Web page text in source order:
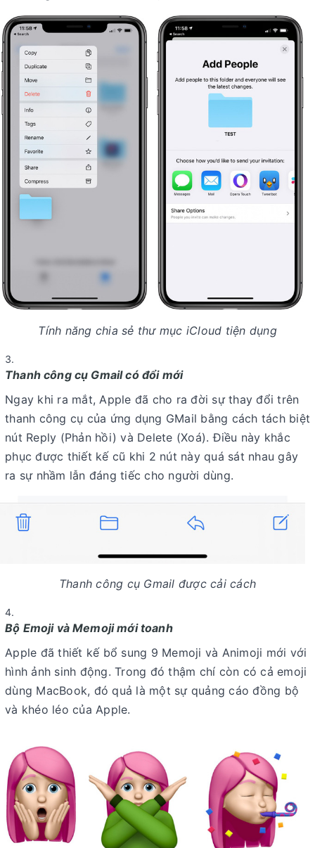
Tính năng chia sẻ thư mục iCloud tiện dụng
Thanh công cụ Gmail có đổi mới
Ngay khi ra mắt, Apple đã cho ra đời sự thay đổi trên
thanh công cụ của ứng dụng GMail bằng cách tách biệt
nút Reply (Phản hồi) và Delete (Xoá). Điều này khắc
phục được thiết kế cũ khi 2 nút này quá sát nhau gây
ra sự nhầm lẫn đáng tiếc cho người dùng.
Thanh công cụ Gmail được cải cách
Bộ Emoji và Memoji mới toanh
Apple đã thiết kế bổ sung 9 Memoji và Animoji mới với
hình ảnh sinh động. Trong đó thậm chí còn có cả emoji
dùng MacBook, đó quả là một sự quảng cáo đồng bộ
và khéo léo của Apple.